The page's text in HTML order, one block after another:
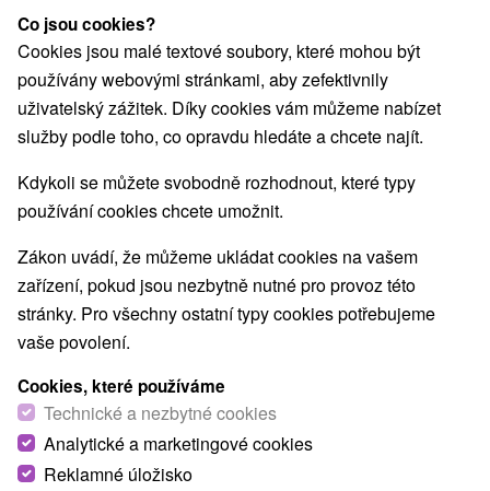
Vyberte lokalitu nebo termín
VŠECHNY NEJLEVNĚJŠÍ NEJDRAŽŠÍ PODLE
TYTO NABÍDKY BY VÁS
MOHLY TAKÉ ZAJÍMAT
TIP
Co jsou cookies?
Cookies jsou malé textové soubory, které mohou být
používány webovými stránkami, aby zefektivnily
uživatelský zážitek. Díky cookies vám můžeme nabízet
služby podle toho, co opravdu hledáte a chcete najít.
Kdykoli se můžete svobodně rozhodnout, které typy
používání cookies chcete umožnit.
Zákon uvádí, že můžeme ukládat cookies na vašem
zařízení, pokud jsou nezbytně nutné pro provoz této
stránky. Pro všechny ostatní typy cookies potřebujeme
vaše povolení.
Cookies, které používáme
Technické a nezbytné cookies
Analytické a marketingové cookies
Reklamné úložisko